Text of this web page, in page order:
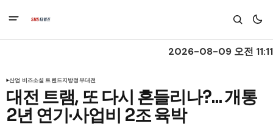
2026-08-09 오전 11:11
산업 비즈소셜 트렌드지방정부대전
대전 트램, 또 다시 흔들리나?... 개통
2년 연기·사업비 2조 육박